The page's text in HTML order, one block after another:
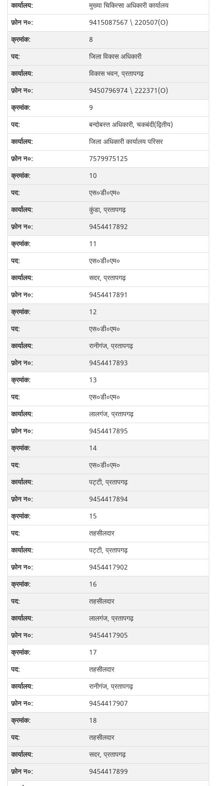
मुख्या चिकित्सा अधिकारी कार्यालय
9415087567 \ 220507(O)
8
जिला विकास अधिकारी
विकास भवन, प्रतापगढ़
9450796974 \ 222371(O)
9
बन्दोबस्त अधिकारी, चकबंदी(द्वितीय)
जिला अधिकारी कार्यालय परिसर
7579975125
10
एस०डी०एम०
कुंडा, प्रतापगढ़
9454417892
11
एस०डी०एम०
सदर, प्रतापगढ़
9454417891
12
एस०डी०एम०
रानीगंज, प्रतापगढ़
9454417893
13
एस०डी०एम०
लालगंज, प्रतापगढ़
9454417895
14
एस०डी०एम०
पट्टी, प्रतापगढ़
9454417894
15
तहसीलदार
पट्टी, प्रतापगढ़
9454417902
16
तहसीलदार
लालगंज, प्रतापगढ़
9454417905
17
तहसीलदार
रानीगंज, प्रतापगढ़
9454417907
18
तहसीलदार
सदर, प्रतापगढ़
9454417899